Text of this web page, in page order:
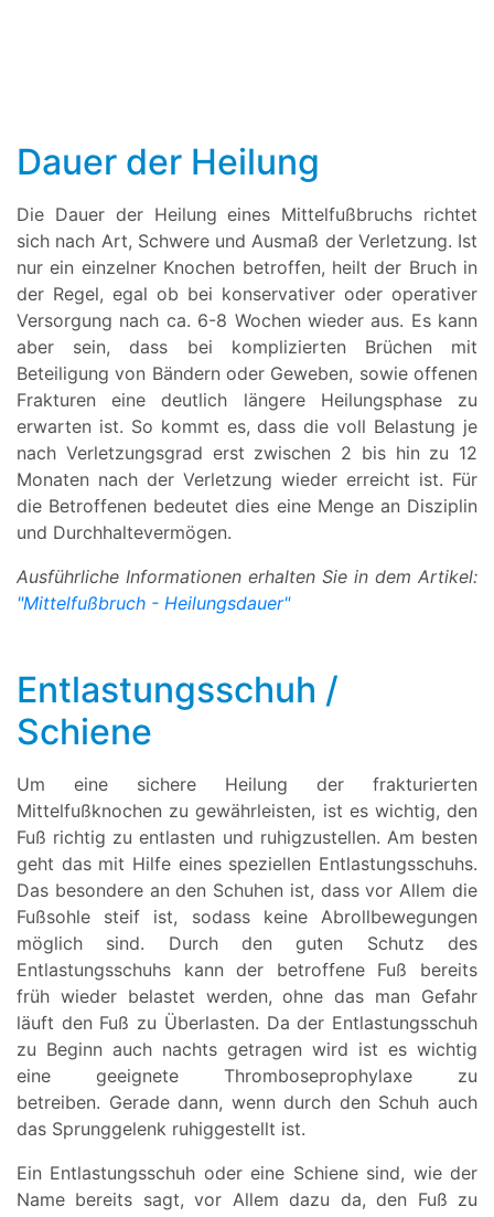
Dauer der Heilung
Die Dauer der Heilung eines Mittelfußbruchs richtet
sich nach Art, Schwere und Ausmaß der Verletzung. Ist
nur ein einzelner Knochen betroffen, heilt der Bruch in
der Regel, egal ob bei konservativer oder operativer
Versorgung nach ca. 6-8 Wochen wieder aus. Es kann
aber sein, dass bei komplizierten Brüchen mit
Beteiligung von Bändern oder Geweben, sowie offenen
Frakturen eine deutlich längere Heilungsphase zu
erwarten ist. So kommt es, dass die voll Belastung je
nach Verletzungsgrad erst zwischen 2 bis hin zu 12
Monaten nach der Verletzung wieder erreicht ist. Für
die Betroffenen bedeutet dies eine Menge an Disziplin
und Durchhaltevermögen.
Ausführliche Informationen erhalten Sie in dem Artikel:
"Mittelfußbruch - Heilungsdauer"
Entlastungsschuh /
Schiene
Um eine sichere Heilung der frakturierten
Mittelfußknochen zu gewährleisten, ist es wichtig, den
Fuß richtig zu entlasten und ruhigzustellen. Am besten
geht das mit Hilfe eines speziellen Entlastungsschuhs.
Das besondere an den Schuhen ist, dass vor Allem die
Fußsohle steif ist, sodass keine Abrollbewegungen
möglich sind. Durch den guten Schutz des
Entlastungsschuhs kann der betroffene Fuß bereits
früh wieder belastet werden, ohne das man Gefahr
läuft den Fuß zu Überlasten. Da der Entlastungsschuh
zu Beginn auch nachts getragen wird ist es wichtig
eine geeignete Thromboseprophylaxe zu
betreiben. Gerade dann, wenn durch den Schuh auch
das Sprunggelenk ruhiggestellt ist.
Ein Entlastungsschuh oder eine Schiene sind, wie der
Name bereits sagt, vor Allem dazu da, den Fuß zu